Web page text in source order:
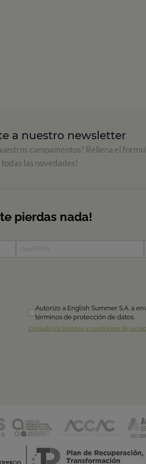
a nuestro newsletter
campamentos? Rellena el
todas las novedades!